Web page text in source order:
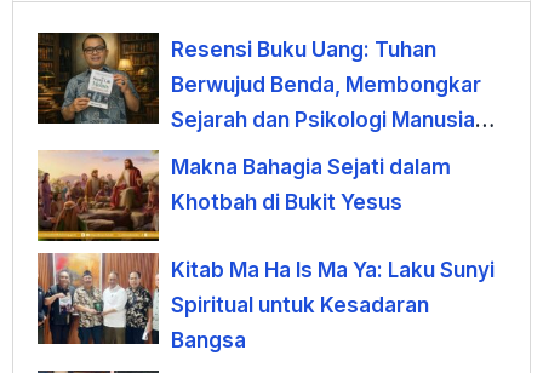
Resensi Buku Uang: Tuhan
Berwujud Benda, Membongkar
Sejarah dan Psikologi Manusia
terhadap Uang
Makna Bahagia Sejati dalam
Khotbah di Bukit Yesus
Kitab Ma Ha Is Ma Ya: Laku Sunyi
Spiritual untuk Kesadaran
Bangsa